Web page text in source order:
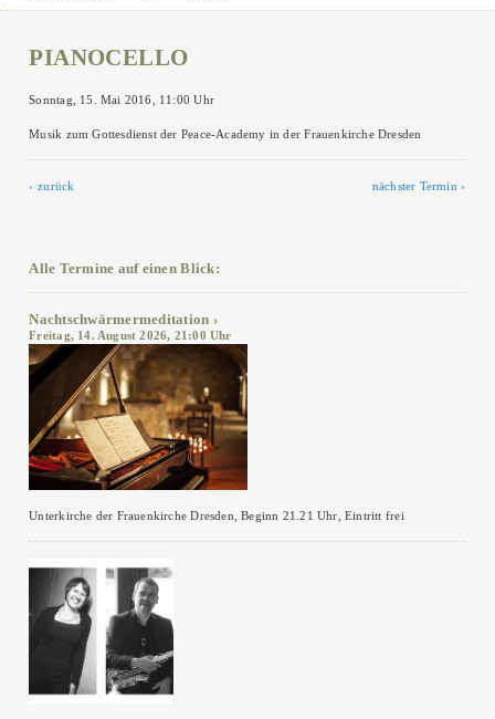
PIANOCELLO
Sonntag, 15. Mai 2016, 11:00 Uhr
Musik zum Gottesdienst der Peace-Academy in der Frauenkirche Dresden
zurück nächster Termin
Alle Termine auf einen Blick:
Nachtschwärmermeditation
Freitag, 14. August 2026, 21:00 Uhr
Unterkirche der Frauenkirche Dresden, Beginn 21.21 Uhr, Eintritt frei